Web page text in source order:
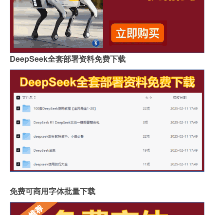
DeepSeek全套部署资料免费下载
免费可商用字体批量下载